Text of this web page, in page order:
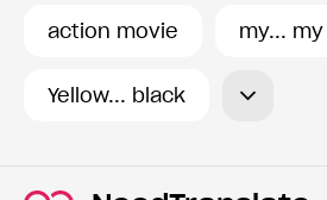
action movie my...
Yellow... black